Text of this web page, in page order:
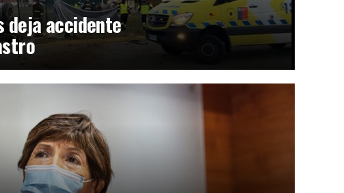
deja accidente